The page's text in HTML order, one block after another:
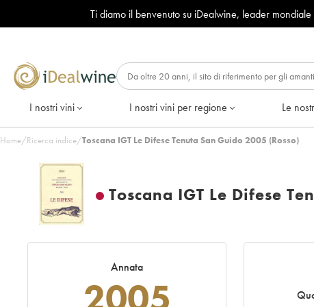
Ti diamo il benvenuto su iDealwine, leader mondiale
I nostri vini I nostri vini per regione Le
Home/Ricerca indice/Toscana IGT Le Difese Tenuta San Guido 2005 (Rosso)
Toscana IGT Le Difese
Annata